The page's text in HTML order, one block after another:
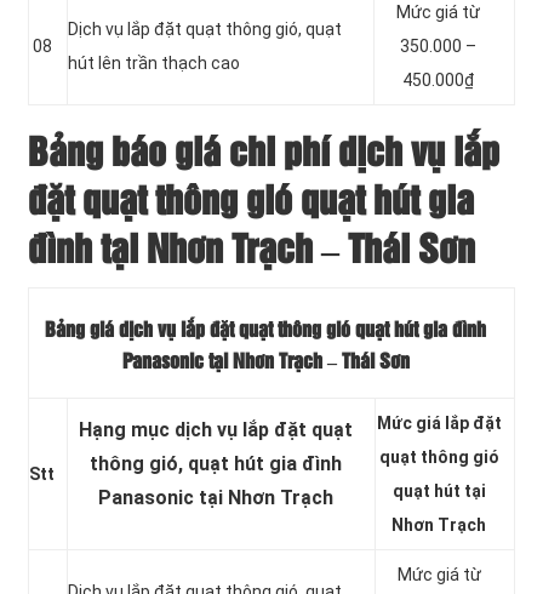
08
Dịch vụ lắp đặt quạt thông gió, quạt
hút lên trần thạch cao
Mức giá từ
350.000 –
450.000₫
Bảng báo giá chi phí dịch vụ lắp
đặt quạt thông gió quạt hút gia
đình tại Nhơn Trạch – Thái Sơn
Bảng giá dịch vụ lắp đặt quạt thông gió quạt hút gia đình
Panasonic tại Nhơn Trạch – Thái Sơn
Stt
Hạng mục dịch vụ lắp đặt quạt
thông gió, quạt hút gia đình
Panasonic tại Nhơn Trạch
Mức giá lắp đặt
quạt thông gió
quạt hút tại
Nhơn Trạch
Mức giá từ